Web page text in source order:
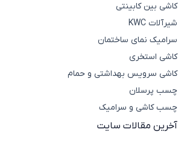
کاشی بین کابینتی
شیرآلات KWC
سرامیک نمای ساختمان
کاشی استخری
کاشی سرویس بهداشتی و حمام
چسب پرسلان
چسب کاشی و سرامیک
آخرین مقالات سایت